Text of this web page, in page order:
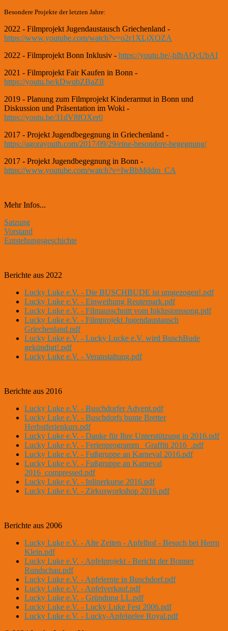
Besondere Projekte der letzten Jahre:
2022 - Filmprojekt Jugendaustausch Griechenland -
https://www.youtube.com/watch?v=o2r1XLjXOZA
2022 - Filmprojekt Bonn Inklusiv - https://youtu.be/-bIbAQcUbAI
2021 - Filmprojekt Fair Kaufen in Bonn -
https://youtu.be/kDwqbZBaZlI
2019 - Planung zum Filmprojekt Kinderarmut in Bonn und
Diskussion und Präsentation im Woki -
https://youtu.be/31dV8fOXer0
2017 - Projekt Jugendbegegnung in Griechenland -
https://agorayouth.com/2017/09/29/eine-besondere-begegnung/
2017 - Projekt Jugendbegegnung in Bonn -
https://www.youtube.com/watch?v=IwBbMddm_CA
Mehr Infos...
Satzung
Vorstand
Entstehungsgeschichte
Berichte aus 2022
Lucky Luke e.V. - Die BUSCHBUDE ist umgezogen!.pdf
Lucky Luke e.V. - Einweihung Reuterpark.pdf
Lucky Luke e.V. - Filmausschnitt vom Inklusionssong.pdf
Lucky Luke e.V. - Filmprojekt Jugendaustausch
Griechenland.pdf
Lucky Luke e.V. - Lucky Lucke e.V. wird BuschBude
gekündigt!.pdf
Lucky Luke e.V. - Veranstaltung.pdf
Berichte aus 2016
Lucky Luke e.V. - Buschdorfer Advent.pdf
Lucky Luke e.V. - Buschdorfs bunte Bretter
Herbstferienkurs.pdf
Lucky Luke e.V. - Danke für Ihre Unterstützung in 2016.pdf
Lucky Luke e.V. - Ferienprogramm _Graffiti 2016_.pdf
Lucky Luke e.V. - Fußgruppe an Karneval 2016.pdf
Lucky Luke e.V. - Fußgruppe an Karneval
2016_compressed.pdf
Lucky Luke e.V. - Inlinerkurse 2016.pdf
Lucky Luke e.V. - Zirkusworkshop 2016.pdf
Berichte aus 2006
Lucky Luke e.V. - Alte Zeiten - Apfelhof - Besuch bei Herrn
Klein.pdf
Lucky Luke e.V. - Apfelprojekt - Bericht der Bonner
Rundschau.pdf
Lucky Luke e.V. - Apfelernte in Buschdorf.pdf
Lucky Luke e.V. - Apfelverkauf.pdf
Lucky Luke e.V. - Gründung LL.pdf
Lucky Luke e.V. - Lucky Luke Fest 2006.pdf
Lucky Luke e.V. - Lucky-Apfelgelee Royal.pdf